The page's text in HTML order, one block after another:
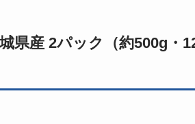
県産 2パック（約500g・